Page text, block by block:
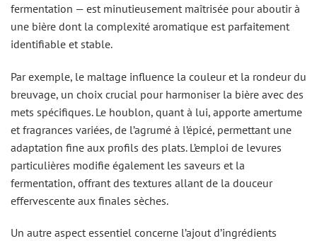
fermentation — est minutieusement maîtrisée pour aboutir à
une bière dont la complexité aromatique est parfaitement
identifiable et stable.
Par exemple, le maltage influence la couleur et la rondeur du
breuvage, un choix crucial pour harmoniser la bière avec des
mets spécifiques. Le houblon, quant à lui, apporte amertume
et fragrances variées, de l’agrumé à l’épicé, permettant une
adaptation fine aux profils des plats. L’emploi de levures
particulières modifie également les saveurs et la
fermentation, offrant des textures allant de la douceur
effervescente aux finales sèches.
Un autre aspect essentiel concerne l’ajout d’ingrédients